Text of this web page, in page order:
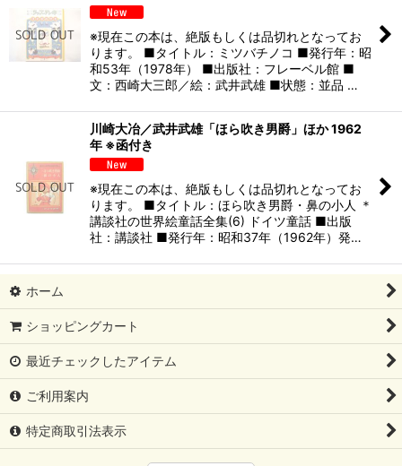
※現在この本は、絶版もしくは品切れとなってお
ります。 ■タイトル：ミツバチノコ ■発行年：昭
和53年（1978年） ■出版社：フレーベル館 ■
文：西崎大三郎／絵：武井武雄 ■状態：並品 …
川崎大冶／武井武雄「ほら吹き男爵」ほか 1962
年 ※函付き
※現在この本は、絶版もしくは品切れとなってお
ります。 ■タイトル：ほら吹き男爵・鼻の小人 ＊
講談社の世界絵童話全集(6) ドイツ童話 ■出版
社：講談社 ■発行年：昭和37年（1962年）発…
ホーム
ショッピングカート
最近チェックしたアイテム
ご利用案内
特定商取引法表示